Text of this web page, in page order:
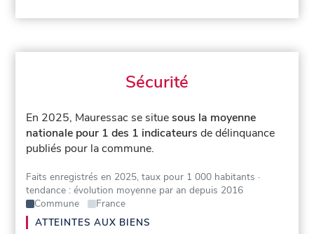
Sécurité
En 2025, Mauressac se situesous la moyenne
nationale pour 1 des 1 indicateurs de délinquance
publiés pour la commune.
Faits enregistrés en 2025, taux pour 1 000 habitants ·
tendance : évolution moyenne par an depuis 2016
Commune
France
ATTEINTES AUX BIENS